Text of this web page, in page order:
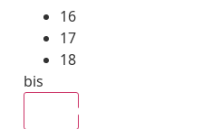
16
17
18
bis